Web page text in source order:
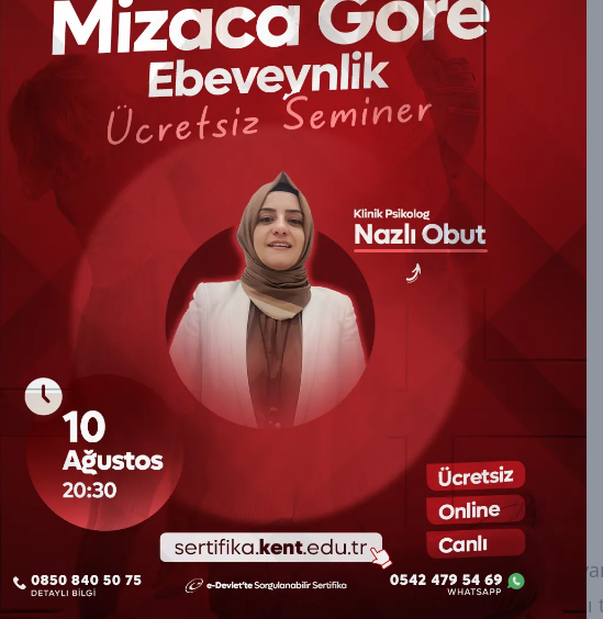
Lojistik Operasyonlarında Teknoloji Kullanımı
Gümrük Mevzuatı ve Dış Ticaret Lojistiği
Lojistik Maliyet Yönetimi
Lojistik Risk Yönetimi
Kimler Katılabilir?
Rize Lojistik Sertifikalı Eğitim Programı, lojistik sektörüne ilgi
isteyen herkes için uygundur. Özellikle aşağıdaki kişilerin